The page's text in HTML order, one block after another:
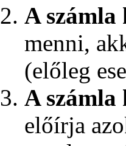
A
menni,
(előleg
A számla
előírja